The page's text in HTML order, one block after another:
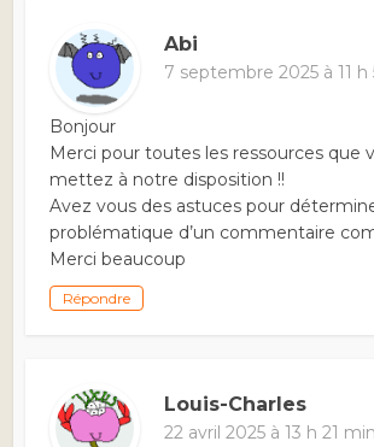
Abi
7 septembre 2025 à 11 h
Bonjour
Merci pour toutes les ressources que
mettez à notre disposition !!
Avez vous des astuces pour
problématique d’un commentaire
Merci beaucoup
Répondre
Louis-Charles
22 avril 2025 à 13 h 21 min